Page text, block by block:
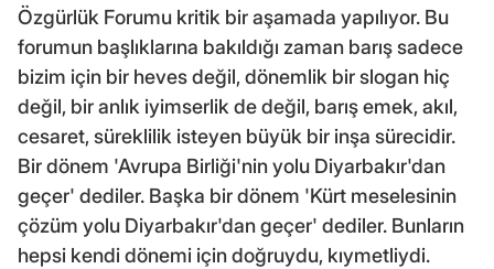
Özgürlük Forumu kritik bir aşamada yapılıyor. Bu
forumun başlıklarına bakıldığı zaman barış sadece
bizim için bir heves değil, dönemlik bir slogan hiç
değil, bir anlık iyimserlik de değil, barış emek, akıl,
cesaret, süreklilik isteyen büyük bir inşa sürecidir.
Bir dönem 'Avrupa Birliği'nin yolu Diyarbakır'dan
geçer' dediler. Başka bir dönem 'Kürt meselesinin
çözüm yolu Diyarbakır'dan geçer' dediler. Bunların
hepsi kendi dönemi için doğruydu, kıymetliydi.